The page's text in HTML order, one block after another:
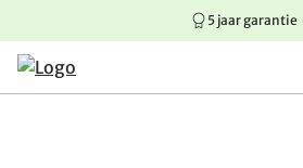
Springen naar hoofdinhoud
Springen naar hoofdnavigatie
Springen naar voettekst
5 jaar garantie